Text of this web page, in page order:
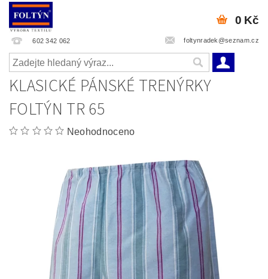
602 342 062 foltynradek@seznam.cz
0 Kč
KLASICKÉ PÁNSKÉ TRENÝRKY
FOLTÝN TR 65
Neohodnoceno